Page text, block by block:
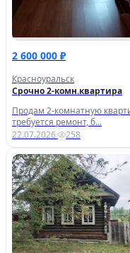
2 600 000 ₽
Красноуральск
Срочно 2-комн.квартира
Продам 2-комнатную
требуется ремонт, б...
22.07.2026· 258